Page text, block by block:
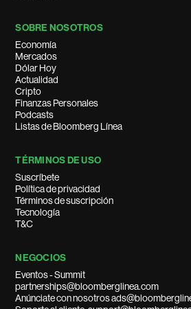
SOBRE NOSOTROS
Economía
Mercados
Dólar Hoy
Actualidad
Cripto
Finanzas Personales
Podcasts
Listas de Bloomberg Línea
TÉRMINOS DE USO
Suscríbete
Política de privacidad
Términos de suscripción
Tecnología
T&C
NEGOCIOS
Eventos - Summit
partnerships@bloomberglinea.com
Anúnciate con nosotros